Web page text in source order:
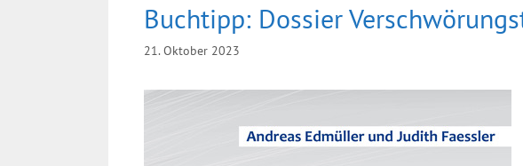
Buchtipp: Dossier
21. Oktober 2023